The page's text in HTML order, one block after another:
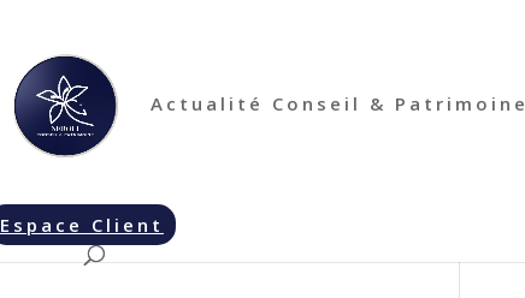
Actualité Conseil & Patrimoine
Espace Client